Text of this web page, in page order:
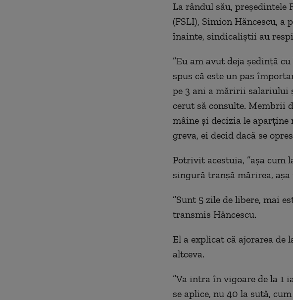
La rândul său,
(FSLI), Simion Hăncescu, a
înainte, sindicaliştii au
”Eu am avut deja şedinţă
spus că este un pas
pe 3 ani a măririi salariului
cerut să consulte. Membrii
mâine şi decizia le
greva, ei decid dacă se
Potrivit acestuia, ”aşa cum
singură tranşă mărirea,
”Sunt 5 zile de libere, mai
transmis Hăncescu.
El a explicat că ajorarea de
altceva.
”Va intra în vigoare de la 1
se aplice, nu 40 la sută,